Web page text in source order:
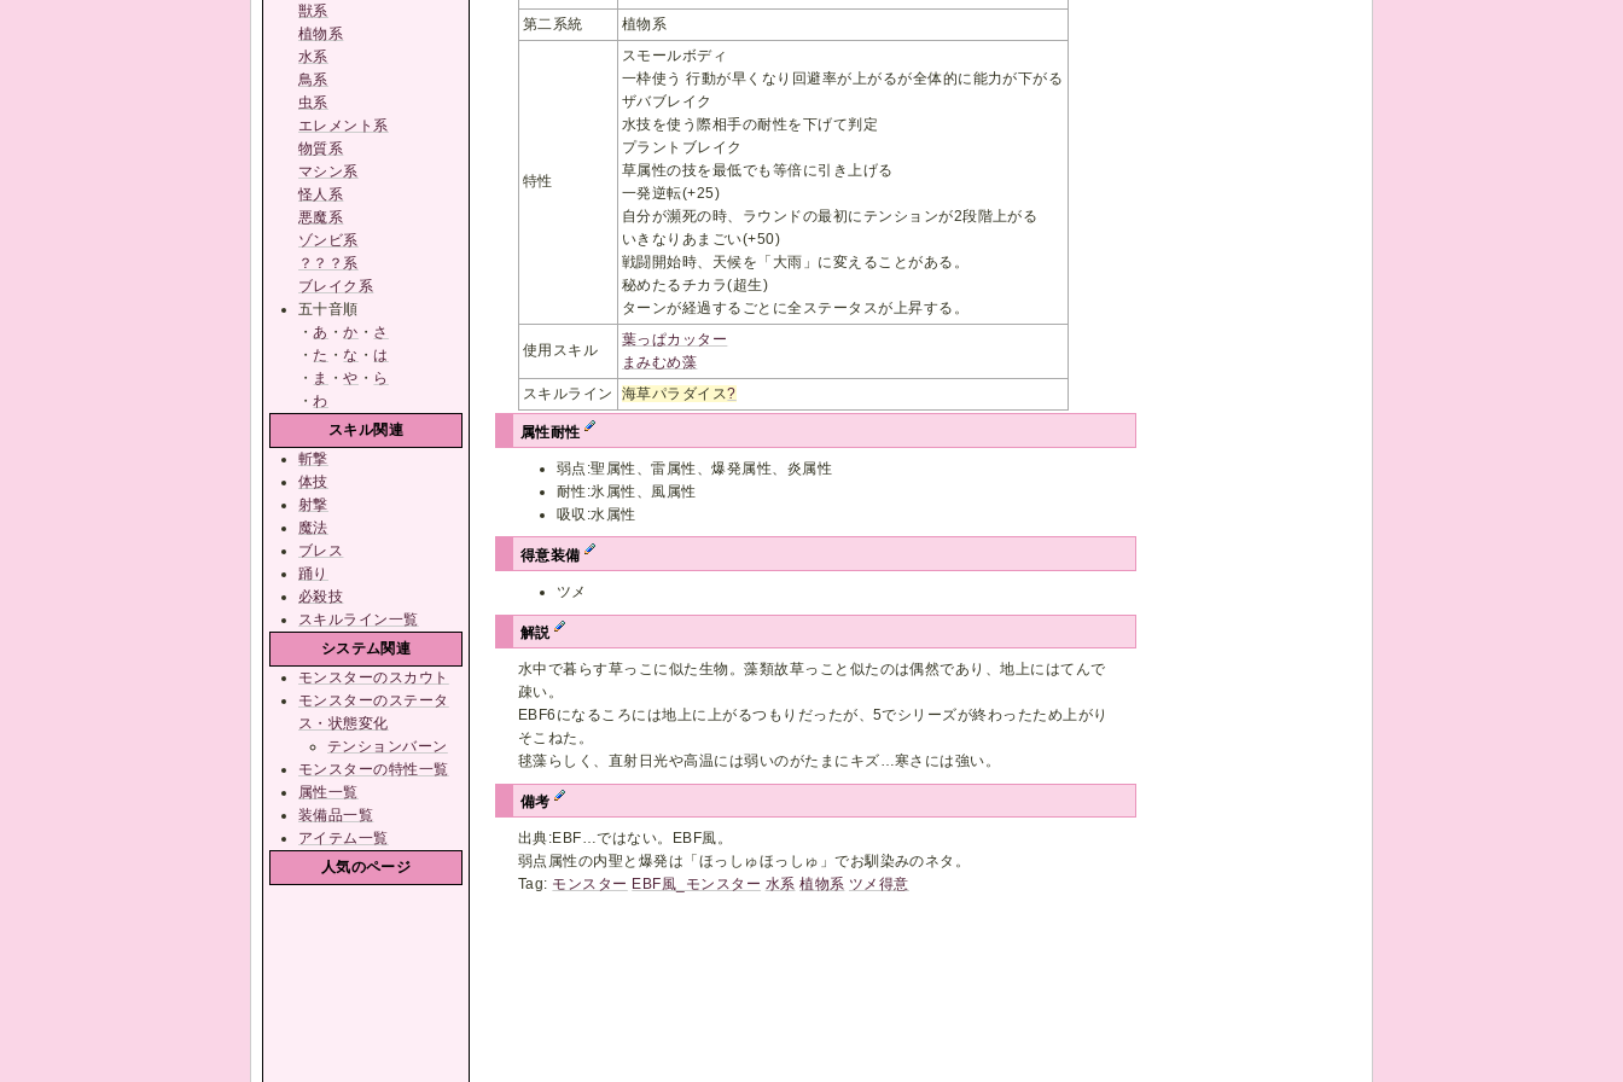
第二系統
植物系
特性
スモールボディ
一枠使う 行動が早くなり回避率が上がるが全体的に能力が下がる
ザバブレイク
水技を使う際相手の耐性を下げて判定
プラントブレイク
草属性の技を最低でも等倍に引き上げる
一発逆転(+25)
自分が瀕死の時、ラウンドの最初にテンションが2段階上がる
いきなりあまごい(+50)
戦闘開始時、天候を「大雨」に変えることがある。
秘めたるチカラ(超生)
ターンが経過するごとに全ステータスが上昇する。
使用スキル
葉っぱカッター
まみむめ藻
スキルライン
海草パラダイス?
属性耐性
弱点:聖属性、雷属性、爆発属性、炎属性
耐性:氷属性、風属性
吸収:水属性
得意装備
ツメ
解説
水中で暮らす草っこに似た生物。藻類故草っこと似たのは偶然であり、地上にはてんで
疎い。
EBF6になるころには地上に上がるつもりだったが、5でシリーズが終わったため上がり
そこねた。
毬藻らしく、直射日光や高温には弱いのがたまにキズ…寒さには強い。
備考
出典:EBF…ではない。EBF風。
弱点属性の内聖と爆発は「ほっしゅほっしゅ」でお馴染みのネタ。
Tag: モンスター EBF風_モンスター 水系 植物系 ツメ得意
獣系
植物系
水系
鳥系
虫系
エレメント系
物質系
マシン系
怪人系
悪魔系
ゾンビ系
？？？系
ブレイク系
五十音順
・あ ・か ・ さ
・た ・な ・は
・ ま ・や ・ ら
・わ
スキル関連
斬撃
体技
射撃
魔法
ブレス
踊り
必殺技
スキルライン一覧
システム関連
モンスターのスカウト
モンスターのステータ
ス・状態変化
テンションバーン
モンスターの特性一覧
属性一覧
装備品一覧
アイテム一覧
人気のページ